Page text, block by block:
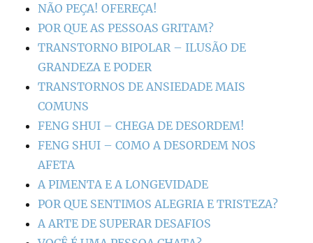
NÃO PEÇA! OFEREÇA!
POR QUE AS PESSOAS GRITAM?
TRANSTORNO BIPOLAR – ILUSÃO DE
GRANDEZA E PODER
TRANSTORNOS DE ANSIEDADE MAIS
COMUNS
FENG SHUI – CHEGA DE DESORDEM!
FENG SHUI – COMO A DESORDEM NOS
AFETA
A PIMENTA E A LONGEVIDADE
POR QUE SENTIMOS ALEGRIA E TRISTEZA?
A ARTE DE SUPERAR DESAFIOS